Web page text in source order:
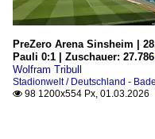
PreZero Arena Sinsheim |
Pauli 0:1 | Zuschauer: 27.786
Wolfram Tribull
Stadionwelt / Deutschland -
 98 1200x554 Px, 01.03.2026